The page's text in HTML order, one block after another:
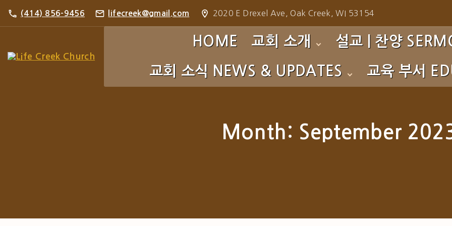
(414) 856-9456 lifecreek@gmail.com 2020 E Drexel Ave, Oak Creek, WI 53154
HOME 교회 소개
환영합니다!
사역소개
설교 | 찬양
주일예배 설교
특별 찬양 Special
교회 소식 NEWS & UPDATES
포토 갤러리 Photo Gallery
교육 부서
유치부 PM
Month: September